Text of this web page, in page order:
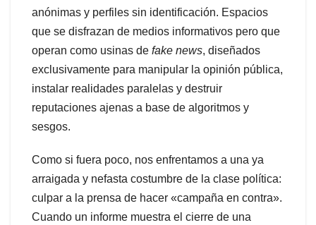
anónimas y perfiles sin identificación. Espacios
que se disfrazan de medios informativos pero que
operan como usinas de fake news, diseñados
exclusivamente para manipular la opinión pública,
instalar realidades paralelas y destruir
reputaciones ajenas a base de algoritmos y
sesgos.
Como si fuera poco, nos enfrentamos a una ya
arraigada y nefasta costumbre de la clase política:
culpar a la prensa de hacer «campaña en contra».
Cuando un informe muestra el cierre de una